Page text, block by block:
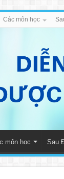
Các môn học
môn học Sau